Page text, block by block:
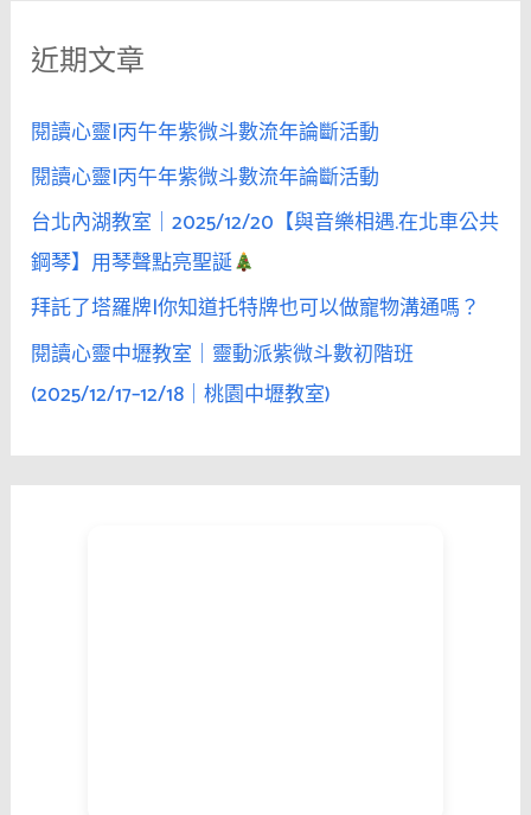
字
近期文章
閱讀心靈|丙午年紫微斗數流年論斷活動
閱讀心靈|丙午年紫微斗數流年論斷活動
台北內湖教室｜2025/12/20【與音樂相遇.在北車公共
鋼琴】用琴聲點亮聖誕
拜託了塔羅牌|你知道托特牌也可以做寵物溝通嗎？
閱讀心靈中壢教室｜靈動派紫微斗數初階班
(2025/12/17–12/18｜桃園中壢教室)